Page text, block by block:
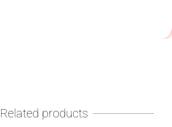
Related products